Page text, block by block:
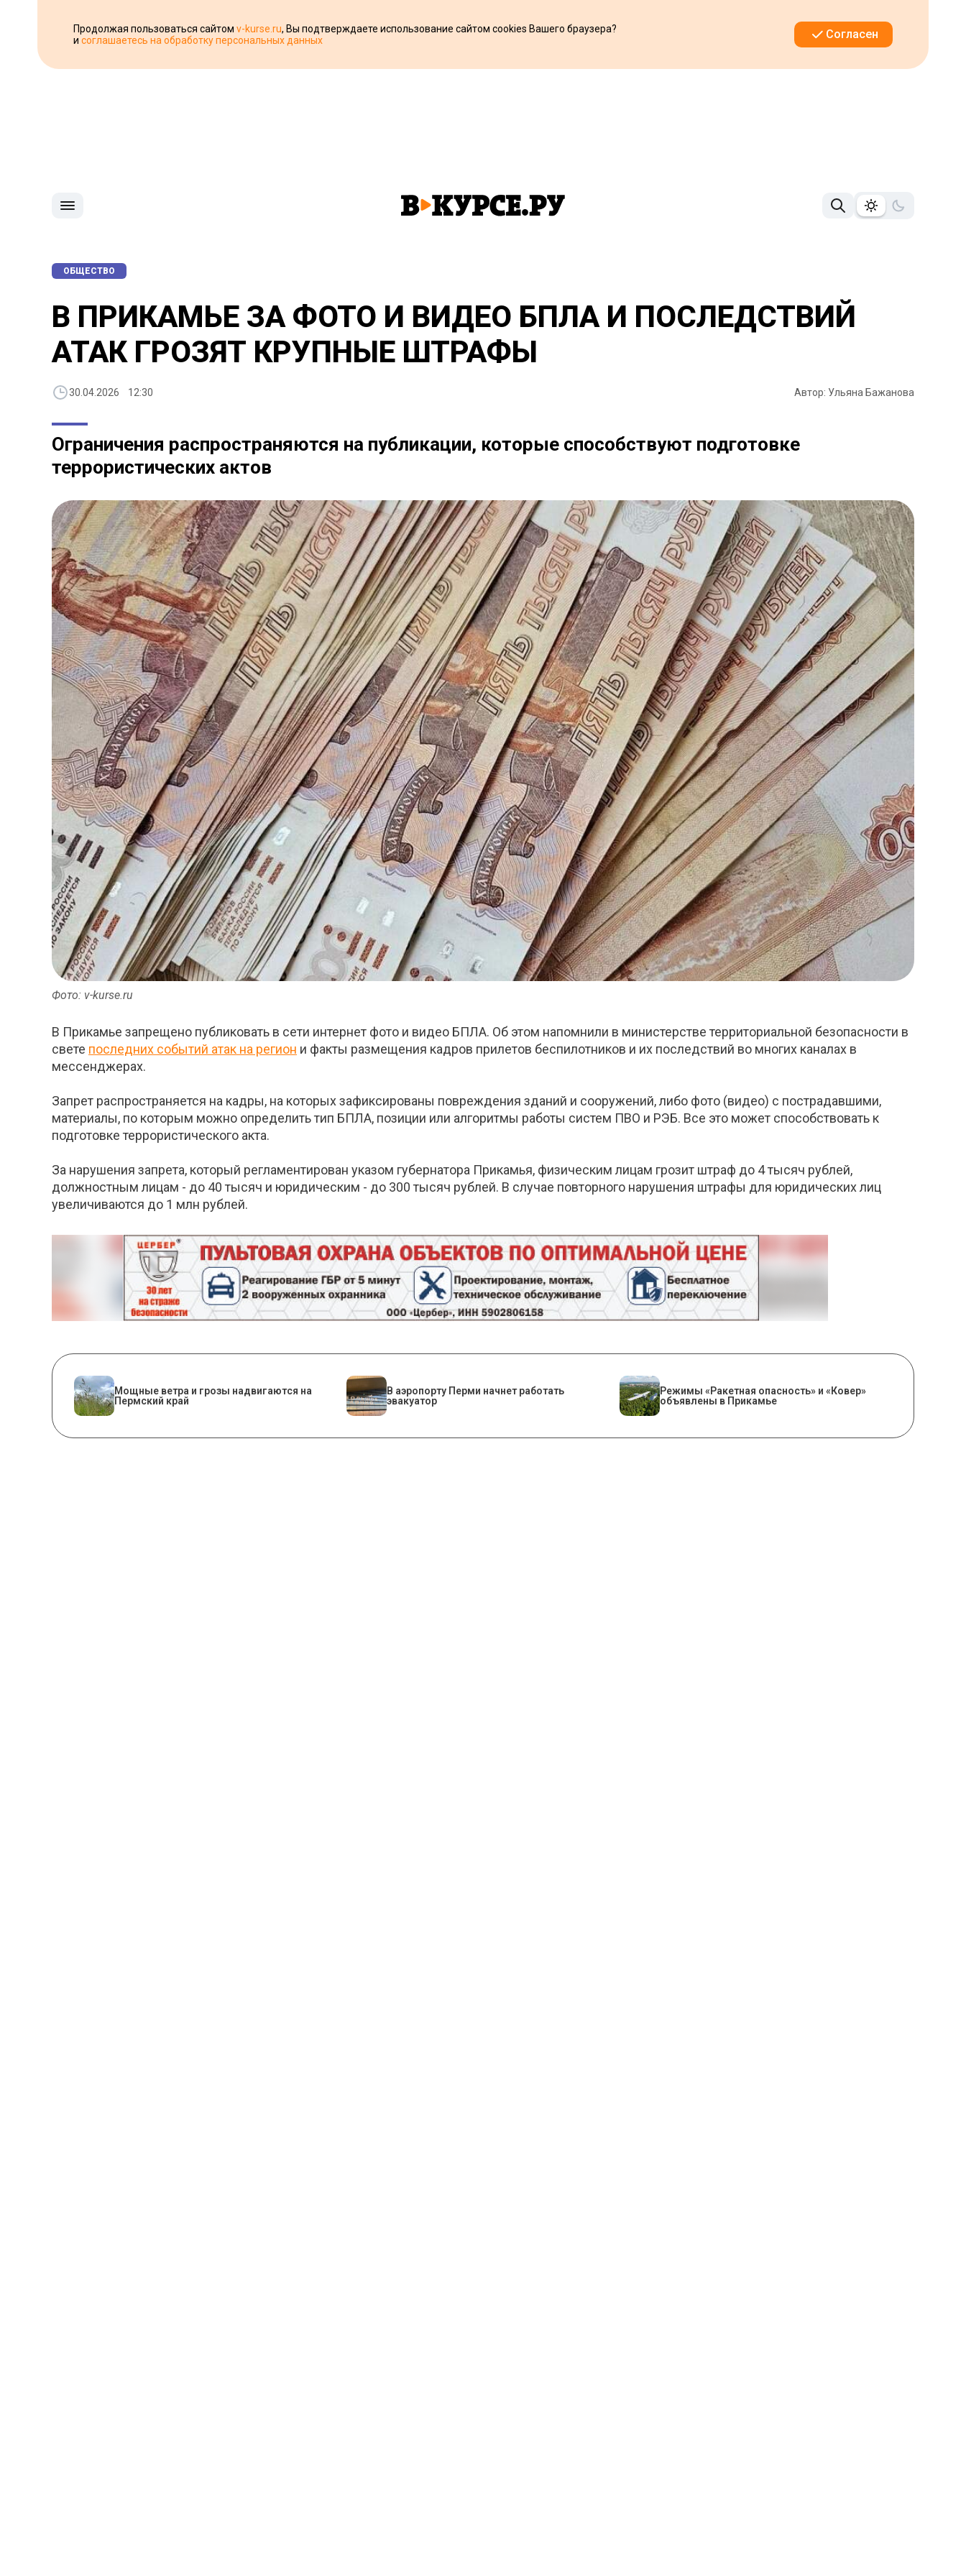
Продолжая пользоваться сайтом v-kurse.ru, Вы подтверждаете использование сайтом cookies Вашего браузера?
и соглашаетесь на обработку персональных данных Согласен
ОБЩЕСТВО
В ПРИКАМЬЕ ЗА ФОТО И ВИДЕО БПЛА И ПОСЛЕДСТВИЙ
АТАК ГРОЗЯТ КРУПНЫЕ ШТРАФЫ
30.04.2026 12:30 Автор: Ульяна Бажанова
Ограничения распространяются на публикации, которые способствуют подготовке
террористических актов
Фото: v-kurse.ru
В Прикамье запрещено публиковать в сети интернет фото и видео БПЛА. Об этом напомнили в министерстве территориальной безопасности в
свете последних событий атак на регион и факты размещения кадров прилетов беспилотников и их последствий во многих каналах в
мессенджерах.
Запрет распространяется на кадры, на которых зафиксированы повреждения зданий и сооружений, либо фото (видео) с пострадавшими,
материалы, по которым можно определить тип БПЛА, позиции или алгоритмы работы систем ПВО и РЭБ. Все это может способствовать к
подготовке террористического акта.
За нарушения запрета, который регламентирован указом губернатора Прикамья, физическим лицам грозит штраф до 4 тысяч рублей,
должностным лицам - до 40 тысяч и юридическим - до 300 тысяч рублей. В случае повторного нарушения штрафы для юридических лиц
увеличиваются до 1 млн рублей.
Мощные ветра и грозы надвигаются на
Пермский край
В аэропорту Перми начнет работать
эвакуатор
Режимы «Ракетная опасность» и «Ковер»
объявлены в Прикамье